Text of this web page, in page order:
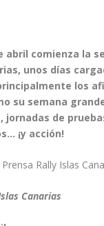
abril comienza la
unos días
los
su semana
jornadas de
¡y acción!
Rally Islas
Canarias